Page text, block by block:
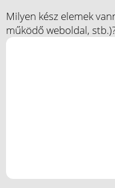
Milyen kész elemek
működő weboldal,